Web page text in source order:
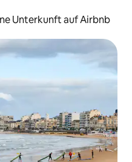
Unterkunft auf Airbnb